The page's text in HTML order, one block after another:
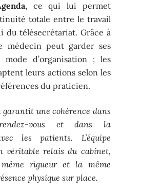
, ce qui lui permet
totale entre le travail
du télésecrétariat. Grâce à
médecin peut garder ses
d’organisation ; les
leurs actions selon les
du praticien.
une cohérence dans
vous et dans la
les patients. L’équipe
véritable relais du cabinet,
rigueur et la même
physique sur place.